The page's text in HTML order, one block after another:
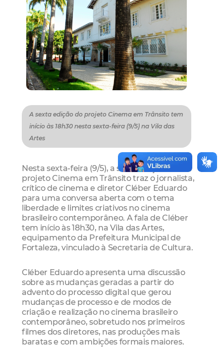
A sexta edição do projeto Cinema em Trânsito tem
início às 18h30 nesta sexta-feira (9/5) na Vila das
Artes
Nesta sexta-feira (9/5), a sexta edição do
projeto Cinema em Trânsito traz o jornalista,
crítico de cinema e diretor Cléber Eduardo
para uma conversa aberta com o tema
liberdade e limites criativos no cinema
brasileiro contemporâneo. A fala de Cléber
tem início às 18h30, na Vila das Artes,
equipamento da Prefeitura Municipal de
Fortaleza, vinculado à Secretaria de Cultura.
Cléber Eduardo apresenta uma discussão
sobre as mudanças geradas a partir do
advento do processo digital que gerou
mudanças de processo e de modos de
criação e realização no cinema brasileiro
contemporâneo, sobretudo nos primeiros
filmes dos diretores, nas produções mais
baratas e com ambições formais maiores.